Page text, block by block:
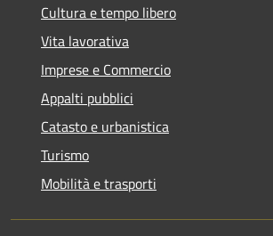
Cultura e tempo libero
Vita lavorativa
Imprese e Commercio
Appalti pubblici
Catasto e urbanistica
Turismo
Mobilità e trasporti